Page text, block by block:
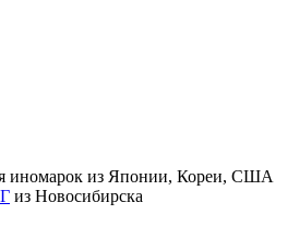
иномарок из Японии, Кореи, США
из Новосибирска